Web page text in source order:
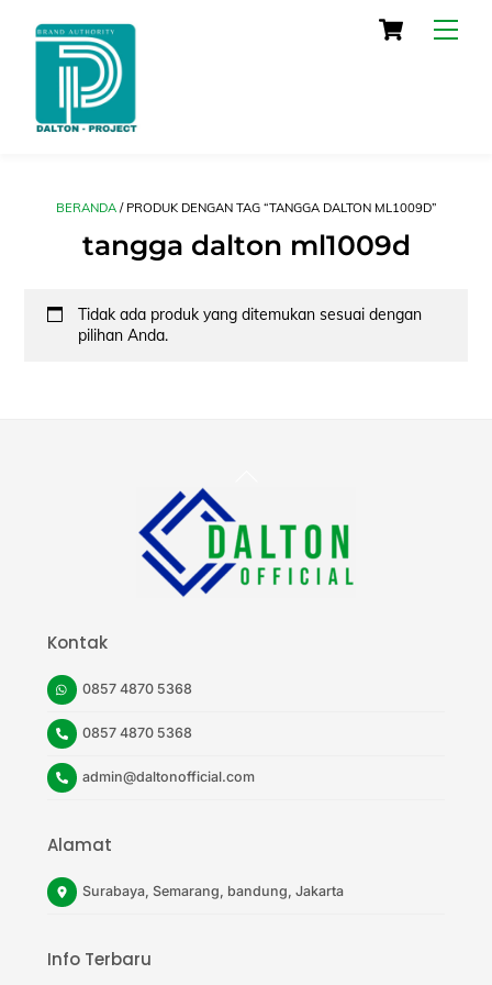
Cart
BERANDA/ PRODUK DENGAN TAG “TANGGA DALTON ML1009D”
tangga dalton ml1009d
Tidak ada produk yang ditemukan sesuai dengan
pilihan Anda.
Kontak
0857 4870 5368
0857 4870 5368
admin@daltonofficial.com
Alamat
Surabaya, Semarang, bandung, Jakarta
Info Terbaru